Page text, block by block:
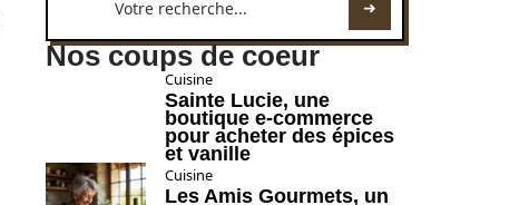
Nos coups de coeur
Cuisine
Sainte Lucie, une
boutique e-commerce
pour acheter des épices
et vanille
Cuisine
Les Amis Gourmets, un